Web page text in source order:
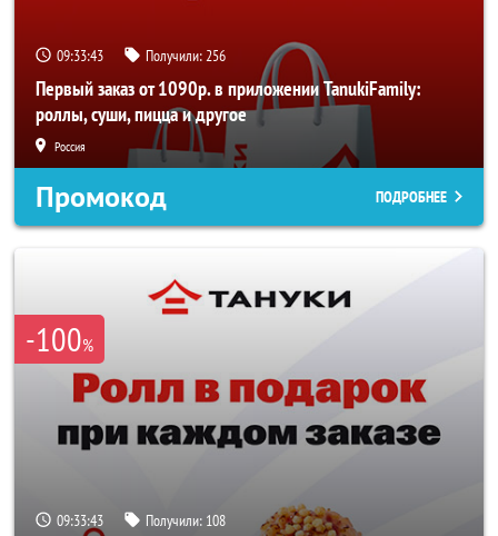
09:33:43 Получили:256
Первый заказ от 1090р. в приложении TanukiFamily:
роллы, суши, пицца и другое
Россия
Промокод ПОДРОБНЕЕ
-100%
09:33:43 Получили: 108